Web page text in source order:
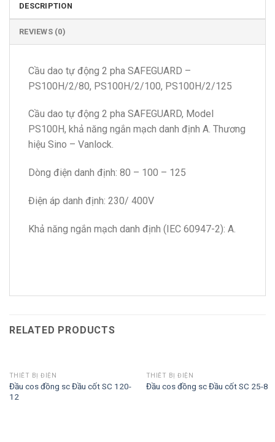
DESCRIPTION
REVIEWS (0)
Cầu dao tự động 2 pha SAFEGUARD –
PS100H/2/80, PS100H/2/100, PS100H/2/125
Cầu dao tự động 2 pha SAFEGUARD, Model
PS100H, khả năng ngắn mạch danh định A. Thương
hiệu Sino – Vanlock.
Dòng điện danh định: 80 – 100 – 125
Điện áp danh định: 230/ 400V
Khả năng ngắn mạch danh định (IEC 60947-2): A.
RELATED PRODUCTS
THIẾT BỊ ĐIỆN
Đầu cos đồng sc Đầu cốt SC 120-
12
THIẾT BỊ ĐIỆN
Đầu cos đồng sc Đầu cốt SC 25-8